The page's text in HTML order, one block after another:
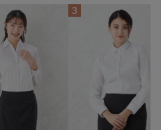
3